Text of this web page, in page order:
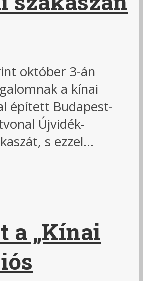
október 3-án
a kínai
épített Budapest-
Újvidék-
s ezzel...
a „Kínai